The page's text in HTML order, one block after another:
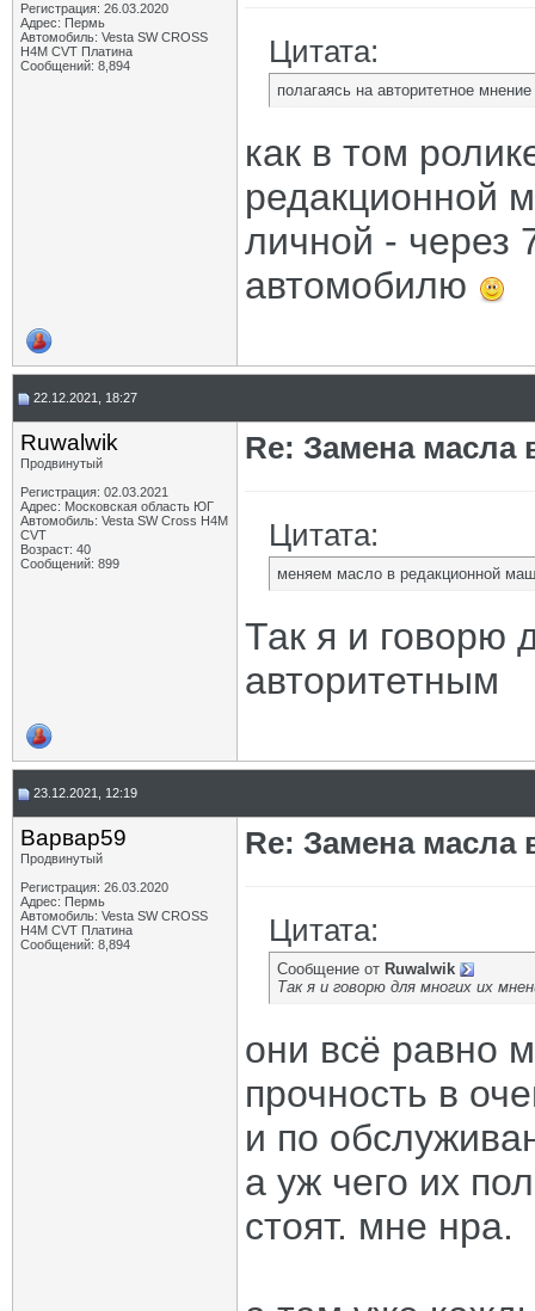
Регистрация: 26.03.2020
Адрес: Пермь
Автомобиль: Vesta SW CROSS
H4M CVT Платина
Сообщений: 8,894
Цитата:
полагаясь на авторитетное
как в том
редакционной
личной - через
автомобилю
22.12.2021, 18:27
Ruwalwik
Продвинутый
Регистрация: 02.03.2021
Адрес: Московская область ЮГ
Автомобиль: Vesta SW Cross H4M
CVT
Возраст: 40
Сообщений: 899
Re: Замена масла
Цитата:
меняем масло в редакционной
Так я и говорю
авторитетным
23.12.2021, 12:19
Варвар59
Продвинутый
Регистрация: 26.03.2020
Адрес: Пермь
Автомобиль: Vesta SW CROSS
H4M CVT Платина
Сообщений: 8,894
Re: Замена масла
Цитата:
Сообщение от Ruwalwik
Так я и говорю для многих их
они всё равно
прочность в
и по
а уж чего их
стоят. мне нра.